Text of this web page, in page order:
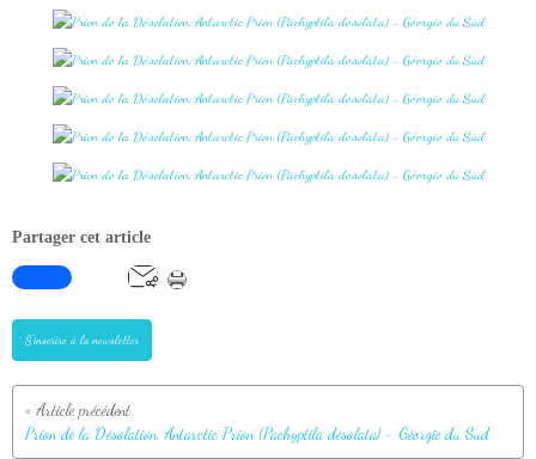
Partager cet article
S'inscrire à la newsletter
Prion de la Désolation, Antarctic Prion (Pachyptila desolata) - Géorgie du Sud